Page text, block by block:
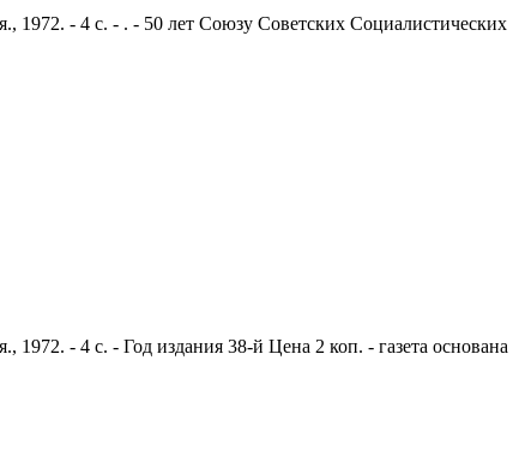
1972. - 4 с. - . - 50 лет Союзу Советских Социалистических
- 4 с. - Год издания 38-й Цена 2 коп. - газета основана